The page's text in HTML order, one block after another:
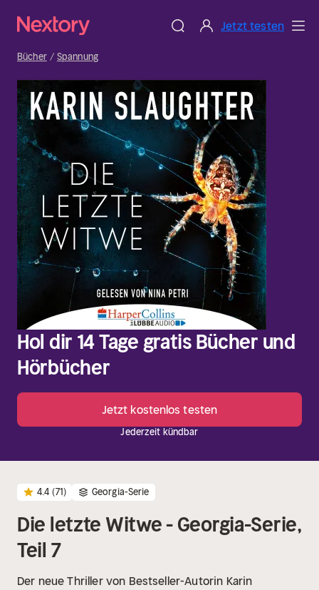
Jetzt testen
Bücher Spannung
Hol dir 14 Tage gratis Bücher und
Hörbücher
Jetzt kostenlos testen
Jederzeit kündbar
4.4 (71) Georgia-Serie
Die letzte Witwe - Georgia-Serie,
Teil 7
Der neue Thriller von Bestseller-Autorin Karin